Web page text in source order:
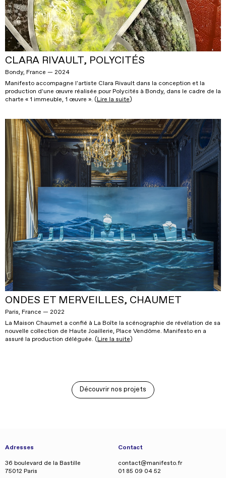
CLARA RIVAULT, POLYCITÉS
Bondy, France — 2024
Manifesto accompagne l'artiste Clara Rivault dans la conception et la
production d'une œuvre réalisée pour Polycités à Bondy, dans le cadre de la
charte « 1 immeuble, 1 œuvre ». (Lire la suite)
ONDES ET MERVEILLES, CHAUMET
Paris, France — 2022
La Maison Chaumet a confié à La Boîte la scénographie de révélation de sa
nouvelle collection de Haute Joaillerie, Place Vendôme. Manifesto en a
assuré la production déléguée. (Lire la suite)
Découvrir nos projets
Adresses
36 boulevard de la Bastille
75012 Paris
Contact
contact@manifesto.fr
01 85 09 04 52